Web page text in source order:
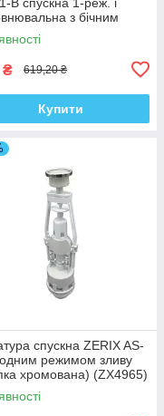
з бічним
(ZX5163)
₴ 619,20 ₴
Купити
спускна ZERIX AS-
режимом зливу
хромована) (ZX4965)